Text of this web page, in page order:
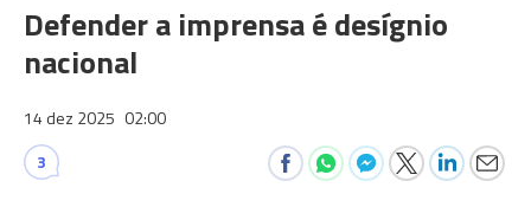
Defender a imprensa é desígnio
nacional
14 dez 2025 02:00
3